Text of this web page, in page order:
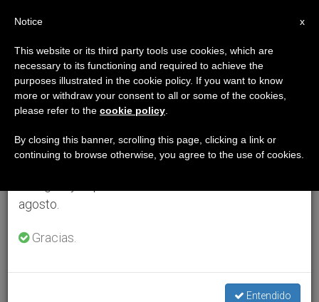
×
Aviso importante
Del 27 de julio al 7 de agosto haremos la pausa
anual, aprovechando que en el periodo de verano
se generan menos informaciones y también el
agosto.
Gracias.
Entendido
x
Notice
This website or its third party tools use cookies, which are
necessary to its functioning and required to achieve the
purposes illustrated in the cookie policy. If you want to know
more or withdraw your consent to all or some of the cookies,
please refer to the cookie policy
By closing this banner, scrolling this page, clicking a link or
continuing to browse otherwise, you agree to the use of cookies.